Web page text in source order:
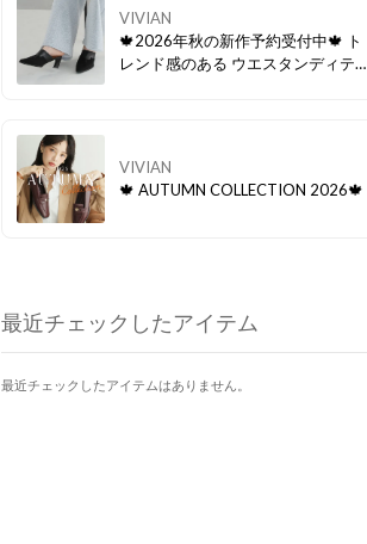
VIVIAN
🍁2026年秋の新作予約受付中🍁 ト
レンド感のある ウエスタンディテー
旬なスタイリングが完成✨
VIVIAN
🍁 AUTUMN COLLECTION 2026🍁
最近チェックしたアイテム
最近チェックしたアイテムはありません。